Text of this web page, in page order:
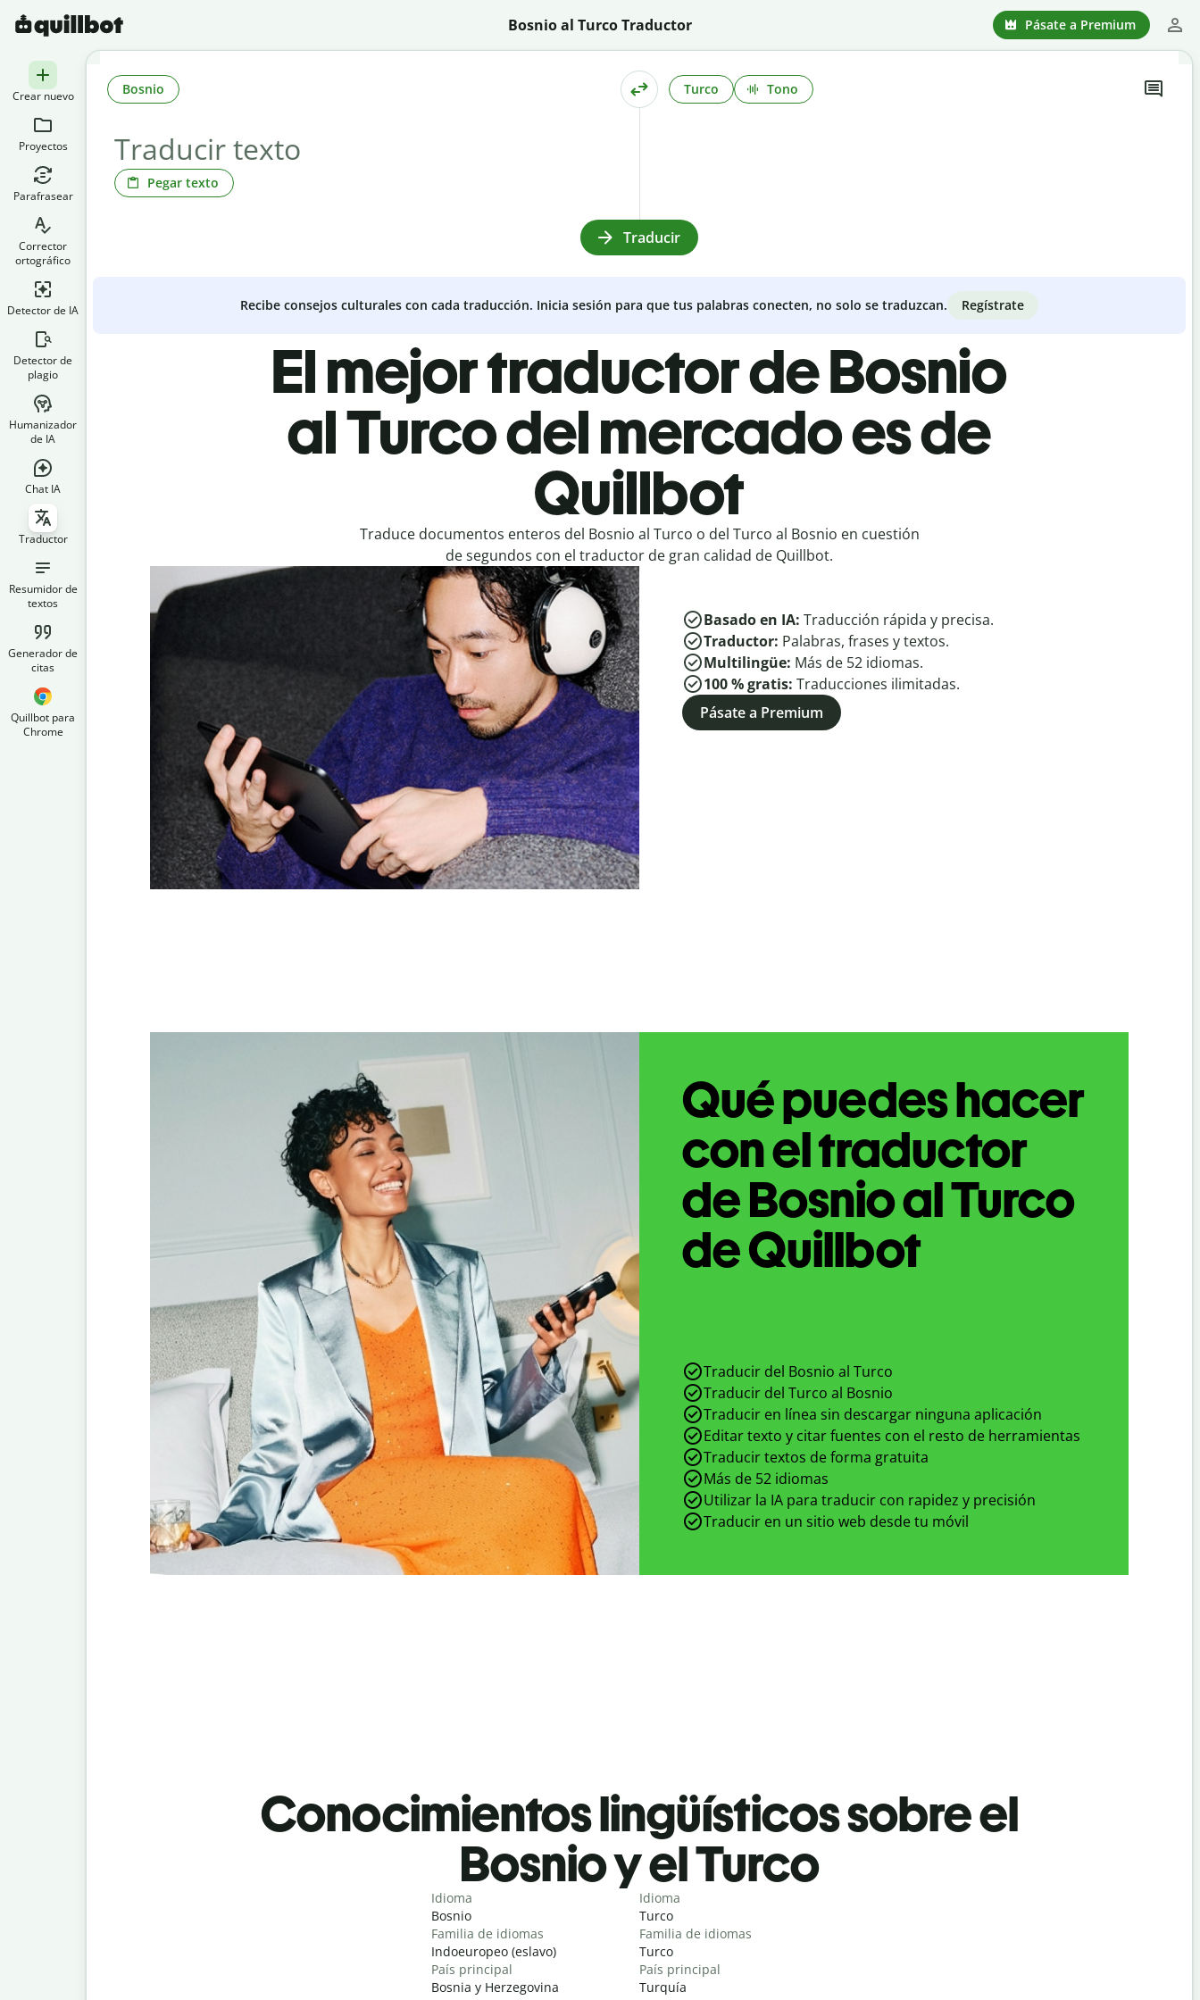
Bosnio al Turco Traductor Pásate a Premium
Crear nuevo
Proyectos
Parafrasear
Corrector
ortográfico
Detector de IA
Detector de
plagio
Humanizador
de IA
Chat IA
Traductor
Resumidor de
textos
Generador de
citas
Quillbot para
Chrome
Pegar texto
Bosnio Turco Tono
Traducir
Recibe consejos culturales con cada traducción. Inicia sesión para que tus palabras conecten, no solo se traduzcan. Regístrate
El mejor traductor de Bosnio
al Turco del mercado es de
Quillbot
Traduce documentos enteros del Bosnio al Turco o del Turco al Bosnio en cuestión
de segundos con el traductor de gran calidad de Quillbot.
Basado en IA: Traducción rápida y precisa.
Traductor: Palabras, frases y textos.
Multilingüe: Más de 52 idiomas.
100 % gratis: Traducciones ilimitadas.
Pásate a Premium
Qué puedes hacer
con el traductor
de Bosnio al Turco
de Quillbot
Traducir del Bosnio al Turco
Traducir del Turco al Bosnio
Traducir en línea sin descargar ninguna aplicación
Editar texto y citar fuentes con el resto de herramientas
Traducir textos de forma gratuita
Más de 52 idiomas
Utilizar la IA para traducir con rapidez y precisión
Traducir en un sitio web desde tu móvil
Conocimientos lingüísticos sobre el
Bosnio y el Turco
Idioma
Bosnio
Familia de idiomas
Indoeuropeo (eslavo)
País principal
Bosnia y Herzegovina
Idioma
Turco
Familia de idiomas
Turco
País principal
Turquía